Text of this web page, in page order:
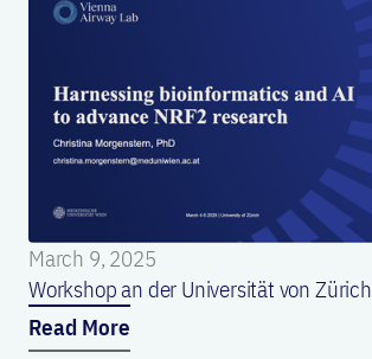
March 9, 2025
Workshop an der Universität von Zürich
Read More